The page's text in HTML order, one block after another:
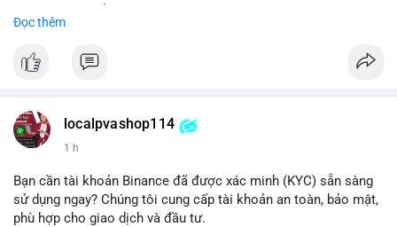
📞 WhatsApp: +1 660 215-8938
📧 Email: localpvashop@gmail.com
của bạn!
Đọc thêm
localpvashop114
1 h
Bạn cần tài khoản Binance đã được xác minh (KYC) sẵn sàng
sử dụng ngay? Chúng tôi cung cấp tài khoản an toàn, bảo mật,
phù hợp cho giao dịch và đầu tư.